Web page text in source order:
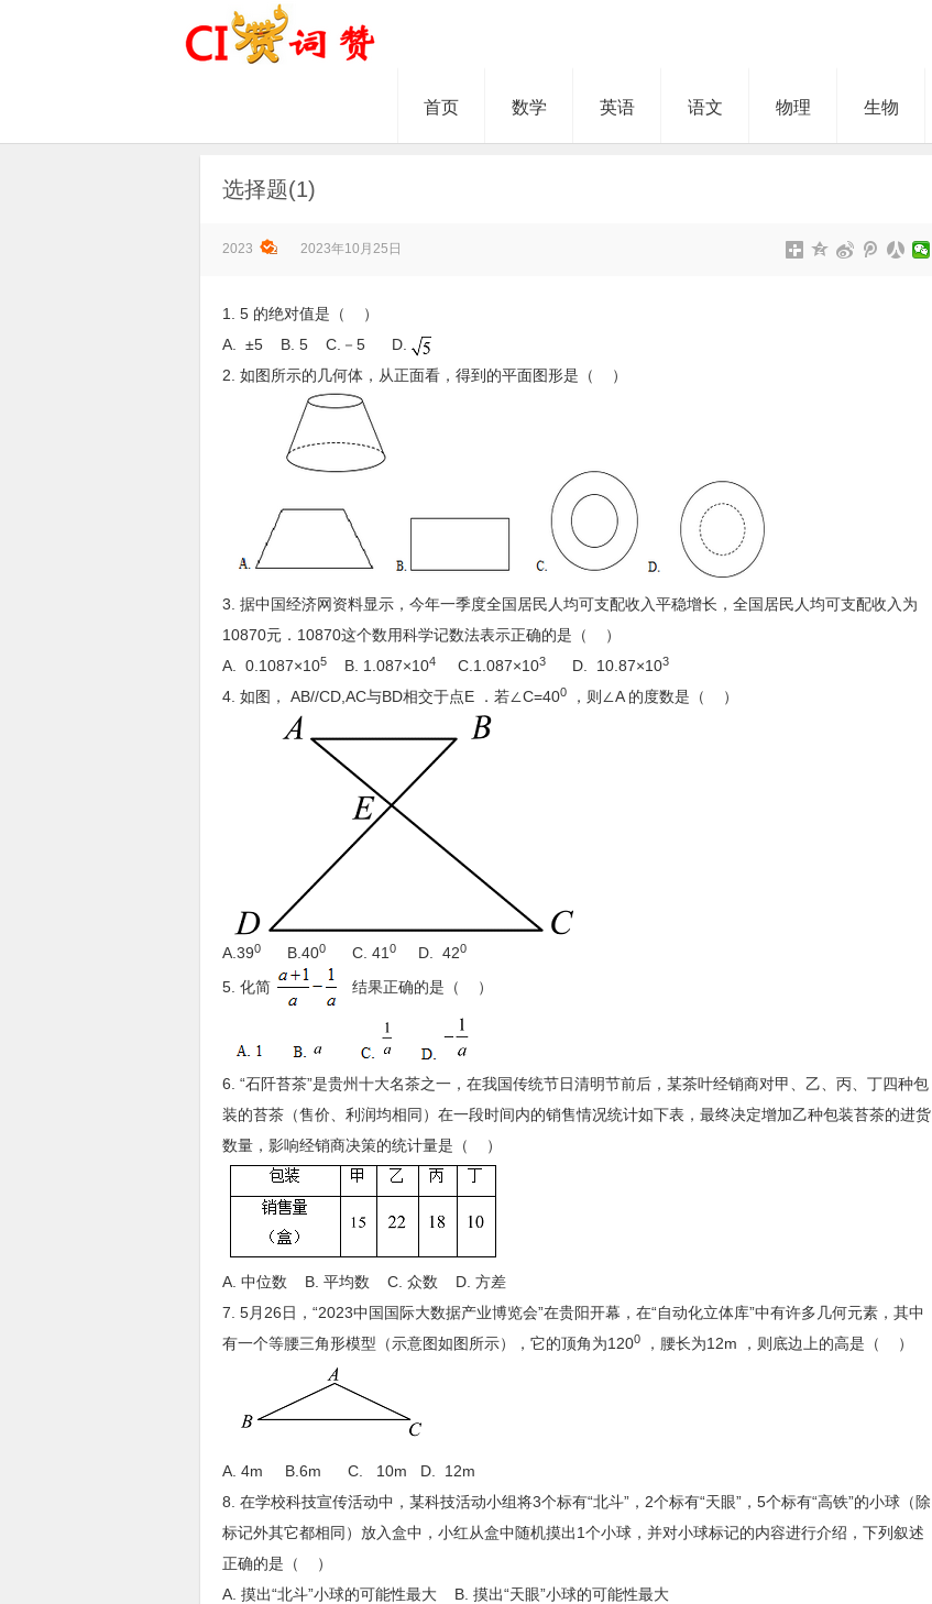
首页 数学 英语 语文 物理 生物
选择题(1)
2023 2023年10月25日
1. 5 的绝对值是（ ）
A. ±5 B. 5 C.－5 D.
2. 如图所示的几何体，从正面看，得到的平面图形是（ ）
3. 据中国经济网资料显示，今年一季度全国居民人均可支配收入平稳增长，全国居民人均可支配收入为
10870元．10870这个数用科学记数法表示正确的是（ ）
A. 0.1087×105 B. 1.087×104 C.1.087×103 D. 10.87×103
4. 如图， AB//CD,AC与BD相交于点E ．若∠C=400 ，则∠A 的度数是（ ）
A.390 B.400 C. 41 0 D. 420
5. 化简 结果正确的是（ ）
6. “石阡苔茶”是贵州十大名茶之一，在我国传统节日清明节前后，某茶叶经销商对甲、乙、丙、丁四种包
装的苔茶（售价、利润均相同）在一段时间内的销售情况统计如下表，最终决定增加乙种包装苔茶的进货
数量，影响经销商决策的统计量是（ ）
A. 中位数 B. 平均数 C. 众数 D. 方差
7. 5月26日，“2023中国国际大数据产业博览会”在贵阳开幕，在“自动化立体库”中有许多几何元素，其中
有一个等腰三角形模型（示意图如图所示），它的顶角为1200 ，腰长为12m ，则底边上的高是（ ）
A. 4m B.6m C. 10m D. 12m
8. 在学校科技宣传活动中，某科技活动小组将3个标有“北斗”，2个标有“天眼”，5个标有“高铁”的小球（除
标记外其它都相同）放入盒中，小红从盒中随机摸出1个小球，并对小球标记的内容进行介绍，下列叙述
正确的是（ ）
A. 摸出“北斗”小球的可能性最大 B. 摸出“天眼”小球的可能性最大